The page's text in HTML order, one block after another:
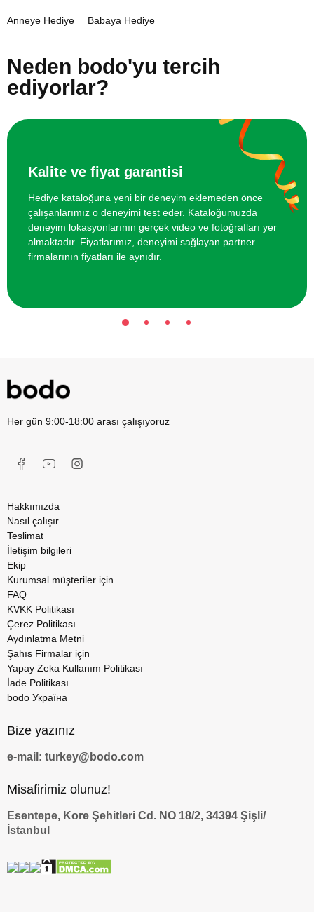
Anneye Hediye Babaya Hediye
Neden bodo'yu tercih
ediyorlar?
Kalite ve fiyat garantisi
Hediye kataloğuna yeni bir deneyim eklemeden önce
çalışanlarımız o deneyimi test eder. Kataloğumuzda
deneyim lokasyonlarının gerçek video ve fotoğrafları yer
almaktadır. Fiyatlarımız, deneyimi sağlayan partner
firmalarının fiyatları ile aynıdır.
Her gün 9:00-18:00 arası çalışıyoruz
Hakkımızda
Nasıl çalışır
Teslimat
İletişim bilgileri
Ekip
Kurumsal müşteriler için
FAQ
KVKK Politikası
Çerez Politikası
Aydınlatma Metni
Şahıs Firmalar için
Yapay Zeka Kullanım Politikası
İade Politikası
bodo Україна
Bize yazınız
e-mail: turkey@bodo.com
Misafirimiz olunuz!
Esentepe, Kore Şehitleri Cd. NO 18/2, 34394 Şişli/
İstanbul